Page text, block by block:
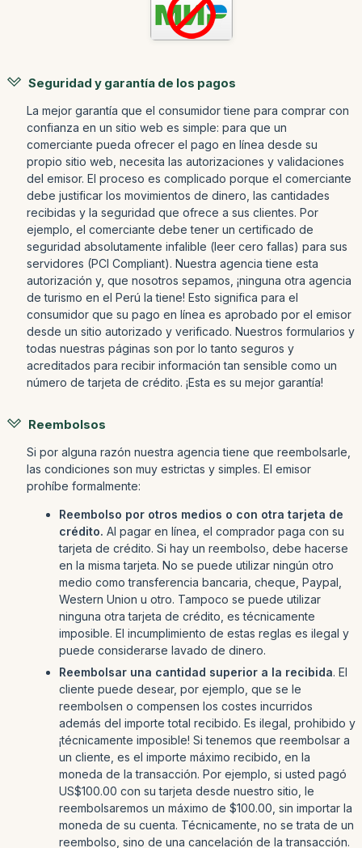
Seguridad y garantía de los pagos
La mejor garantía que el consumidor tiene para comprar con
confianza en un sitio web es simple: para que un
comerciante pueda ofrecer el pago en línea desde su
propio sitio web, necesita las autorizaciones y validaciones
del emisor. El proceso es complicado porque el comerciante
debe justificar los movimientos de dinero, las cantidades
recibidas y la seguridad que ofrece a sus clientes. Por
ejemplo, el comerciante debe tener un certificado de
seguridad absolutamente infalible (leer cero fallas) para sus
servidores (PCI Compliant). Nuestra agencia tiene esta
autorización y, que nosotros sepamos, ¡ninguna otra agencia
de turismo en el Perú la tiene! Esto significa para el
consumidor que su pago en línea es aprobado por el emisor
desde un sitio autorizado y verificado. Nuestros formularios y
todas nuestras páginas son por lo tanto seguros y
acreditados para recibir información tan sensible como un
número de tarjeta de crédito. ¡Esta es su mejor garantía!
Reembolsos
Si por alguna razón nuestra agencia tiene que reembolsarle,
las condiciones son muy estrictas y simples. El emisor
prohíbe formalmente:
Reembolso por otros medios o con otra tarjeta de
crédito. Al pagar en línea, el comprador paga con su
tarjeta de crédito. Si hay un reembolso, debe hacerse
en la misma tarjeta. No se puede utilizar ningún otro
medio como transferencia bancaria, cheque, Paypal,
Western Union u otro. Tampoco se puede utilizar
ninguna otra tarjeta de crédito, es técnicamente
imposible. El incumplimiento de estas reglas es ilegal y
puede considerarse lavado de dinero.
Reembolsar una cantidad superior a la recibida. El
cliente puede desear, por ejemplo, que se le
reembolsen o compensen los costes incurridos
además del importe total recibido. Es ilegal, prohibido y
¡técnicamente imposible! Si tenemos que reembolsar a
un cliente, es el importe máximo recibido, en la
moneda de la transacción. Por ejemplo, si usted pagó
US$100.00 con su tarjeta desde nuestro sitio, le
reembolsaremos un máximo de $100.00, sin importar la
moneda de su cuenta. Técnicamente, no se trata de un
reembolso, sino de una cancelación de la transacción.